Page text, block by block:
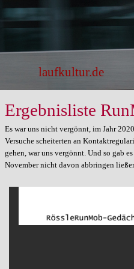
Direkt zum Seiteninhalt
laufkultur.de
Ergebnisliste
Es war uns nicht vergönnt, im Jahr
Versuche scheiterten an
gehen, war uns vergönnt. Und so gab
November nicht davon abbringen